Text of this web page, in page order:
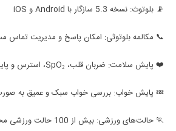
📡 بلوتوث: نسخه 5.3 سازگار با Android و iOS
📞 مکالمه بلوتوثی: امکان پاسخ و مدیریت تماس
❤️ پایش سلامت: ضربان قلب، SpO₂، استرس و پایش 24 ساعته
💤 پایش خواب: بررسی خواب سبک و عمیق به
🏃 حالت‌های ورزشی: بیش از 100 حالت ورزشی مختلف